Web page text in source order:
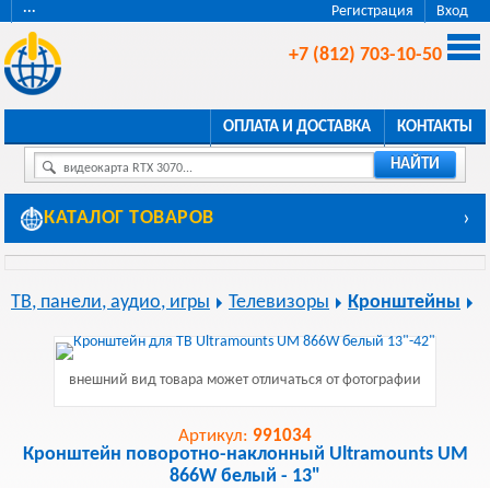
Регистрация Вход
···
+7 (812) 703-10-50
ОПЛАТА И ДОСТАВКА КОНТАКТЫ
видеокарта RTX 3070... НАЙТИ
КАТАЛОГ ТОВАРОВ ›
ТВ, панели, аудио, игры Телевизоры Кронштейны
внешний вид товара может отличаться от фотографии
Артикул: 991034
Кронштейн поворотно-наклонный Ultramounts UM
866W белый - 13"